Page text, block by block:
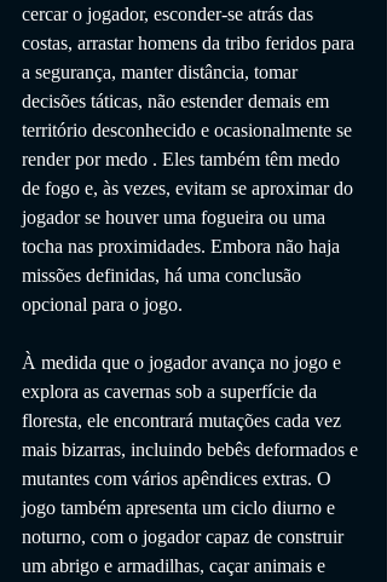
cercar o jogador, esconder-se atrás das
costas, arrastar homens da tribo feridos para
a segurança, manter distância, tomar
decisões táticas, não estender demais em
território desconhecido e ocasionalmente se
render por medo . Eles também têm medo
de fogo e, às vezes, evitam se aproximar do
jogador se houver uma fogueira ou uma
tocha nas proximidades. Embora não haja
missões definidas, há uma conclusão
opcional para o jogo.
À medida que o jogador avança no jogo e
explora as cavernas sob a superfície da
floresta, ele encontrará mutações cada vez
mais bizarras, incluindo bebês deformados e
mutantes com vários apêndices extras. O
jogo também apresenta um ciclo diurno e
noturno, com o jogador capaz de construir
um abrigo e armadilhas, caçar animais e